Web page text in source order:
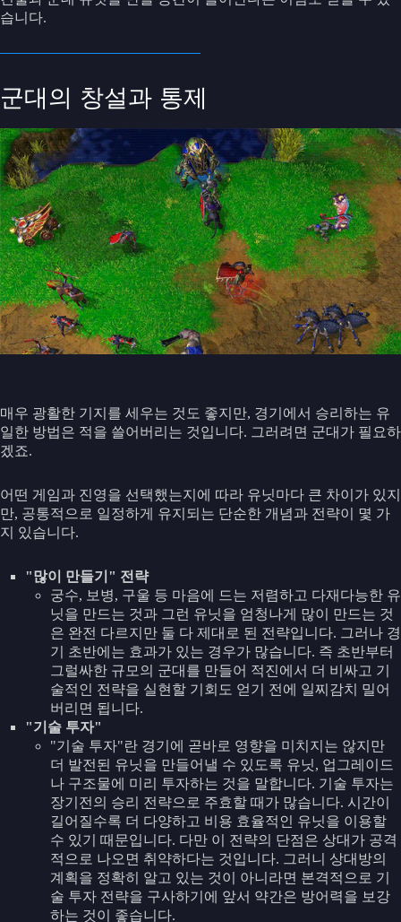
습니다.
군대의 창설과 통제
매우 광활한 기지를 세우는 것도 좋지만, 경기에서 승리하는 유
일한 방법은 적을 쓸어버리는 것입니다. 그러려면 군대가 필요하
겠죠.
어떤 게임과 진영을 선택했는지에 따라 유닛마다 큰 차이가 있지
만, 공통적으로 일정하게 유지되는 단순한 개념과 전략이 몇 가
지 있습니다.
"많이 만들기" 전략
궁수, 보병, 구울 등 마음에 드는 저렴하고 다재다능한 유
닛을 만드는 것과 그런 유닛을 엄청나게 많이 만드는 것
은 완전 다르지만 둘 다 제대로 된 전략입니다. 그러나 경
기 초반에는 효과가 있는 경우가 많습니다. 즉 초반부터
그럴싸한 규모의 군대를 만들어 적진에서 더 비싸고 기
술적인 전략을 실현할 기회도 얻기 전에 일찌감치 밀어
버리면 됩니다.
"기술 투자"
"기술 투자"란 경기에 곧바로 영향을 미치지는 않지만
더 발전된 유닛을 만들어낼 수 있도록 유닛, 업그레이드
나 구조물에 미리 투자하는 것을 말합니다. 기술 투자는
장기전의 승리 전략으로 주효할 때가 많습니다. 시간이
길어질수록 더 다양하고 비용 효율적인 유닛을 이용할
수 있기 때문입니다. 다만 이 전략의 단점은 상대가 공격
적으로 나오면 취약하다는 것입니다. 그러니 상대방의
계획을 정확히 알고 있는 것이 아니라면 본격적으로 기
술 투자 전략을 구사하기에 앞서 약간은 방어력을 보강
하는 것이 좋습니다.